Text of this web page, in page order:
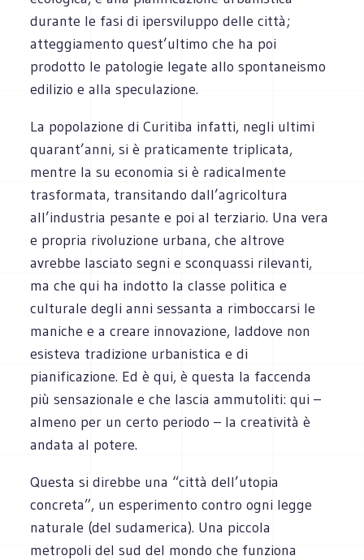
durante le fasi di ipersviluppo delle città;
atteggiamento quest’ultimo che ha poi
prodotto le patologie legate allo spontaneismo
edilizio e alla speculazione.
La popolazione di Curitiba infatti, negli ultimi
quarant’anni, si è praticamente triplicata,
mentre la su economia si è radicalmente
trasformata, transitando dall’agricoltura
all’industria pesante e poi al terziario. Una vera
e propria rivoluzione urbana, che altrove
avrebbe lasciato segni e sconquassi rilevanti,
ma che qui ha indotto la classe politica e
culturale degli anni sessanta a rimboccarsi le
maniche e a creare innovazione, laddove non
esisteva tradizione urbanistica e di
pianificazione. Ed è qui, è questa la faccenda
più sensazionale e che lascia ammutoliti: qui –
almeno per un certo periodo – la creatività è
andata al potere.
Questa si direbbe una “città dell’utopia
concreta”, un esperimento contro ogni legge
naturale (del sudamerica). Una piccola
metropoli del sud del mondo che funziona